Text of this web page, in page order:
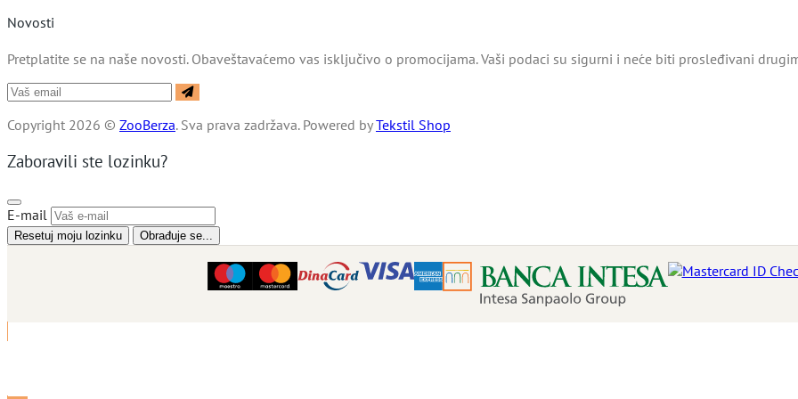
Novosti
Pretplatite se na naše novosti. Obaveštavaćemo vas isključivo o promocijama. Vaši podaci su sigurni i neće biti prosleđivani
Copyright 2026 © ZooBerza. Sva prava zadržava. Powered byTekstil Shop
Zaboravili ste lozinku?
E-mail
Resetuj moju lozinku Obrađuje se...